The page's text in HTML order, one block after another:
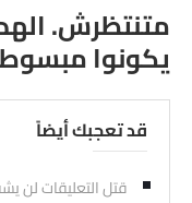
متنتظرش.
يكونوا
قد تعجبك أيضاً
قتل التعليقات لن